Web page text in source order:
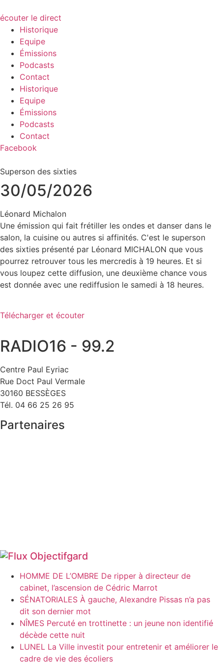
écouter le direct
Historique
Equipe
Émissions
Podcasts
Contact
Historique
Equipe
Émissions
Podcasts
Contact
Facebook
Superson des sixties
30/05/2026
Léonard Michalon
Une émission qui fait frétiller les ondes et danser dans le
salon, la cuisine ou autres si affinités. C'est le superson
des sixties présenté par Léonard MICHALON que vous
pourrez retrouver tous les mercredis à 19 heures. Et si
vous loupez cette diffusion, une deuxième chance vous
est donnée avec une rediffusion le samedi à 18 heures.
Télécharger et écouter
RADIO16 - 99.2
Centre Paul Eyriac
Rue Doct Paul Vermale
30160 BESSÈGES
Tél. 04 66 25 26 95
Partenaires
Objectifgard
HOMME DE L’OMBRE De ripper à directeur de
cabinet, l’ascension de Cédric Marrot
SÉNATORIALES À gauche, Alexandre Pissas n’a pas
dit son dernier mot
NÎMES Percuté en trottinette : un jeune non identifié
décède cette nuit
LUNEL La Ville investit pour entretenir et améliorer le
cadre de vie des écoliers